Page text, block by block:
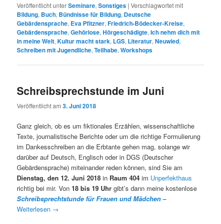
Veröffentlicht unterSeminare,Sonstiges |Verschlagwortet mit
Bildung, Buch, Bündnisse für Bildung, Deutsche
Gebärdensprache, Eva Pfitzner,Friedrich-Bödecker-Kreise,
Gebärdensprache,Gehörlose,Hörgeschädigte,Ich nehm dich mit
in meine Welt,Kultur macht stark, LGS, Literatur,Neuwied,
Schreiben mit Jugendliche,Teilhabe,Workshops
Schreibsprechstunde im Juni
Veröffentlicht am3. Juni 2018
Ganz gleich, ob es um fiktionales Erzählen, wissenschaftliche
Texte, journalistische Berichte oder um die richtige Formulierung
im Dankesschreiben an die Erbtante gehen mag, solange wir
darüber auf Deutsch, Englisch oder in DGS (Deutscher
Gebärdensprache) miteinander reden können, sind Sie am
Dienstag, den 12. Juni 2018 in Raum 404 im Unperfekthaus
richtig bei mir. Von18 bis 19 Uhr gibt’s dann meine kostenlose
Schreibsprechtstunde für Frauen und Mädchen –
Weiterlesen →